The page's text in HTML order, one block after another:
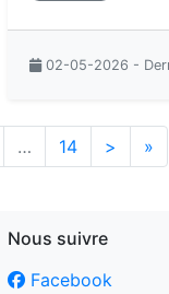
02-05-2026 -
… 14 > »
Nous suivre
Facebook